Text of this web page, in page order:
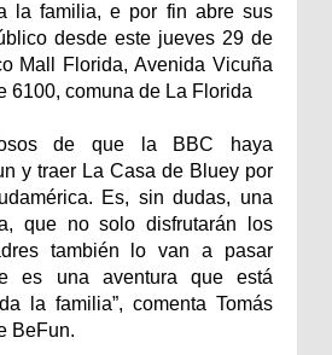
la familia, e por fin abre sus
desde este jueves 29 de
Mall Florida, Avenida Vicuña
6100, comuna de La Florida
de que la BBC haya
y traer La Casa de Bluey por
Es, sin dudas, una
que no solo disfrutarán los
también lo van a pasar
es una aventura que está
la familia”, comenta Tomás
BeFun.